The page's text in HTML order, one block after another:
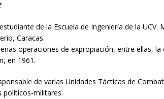
de la Escuela de Ingeniería de la UCV.
Caracas.
operaciones de expropiación, entre ellas, la
en 1961.
de varias Unidades Tácticas de
políticos-militares.